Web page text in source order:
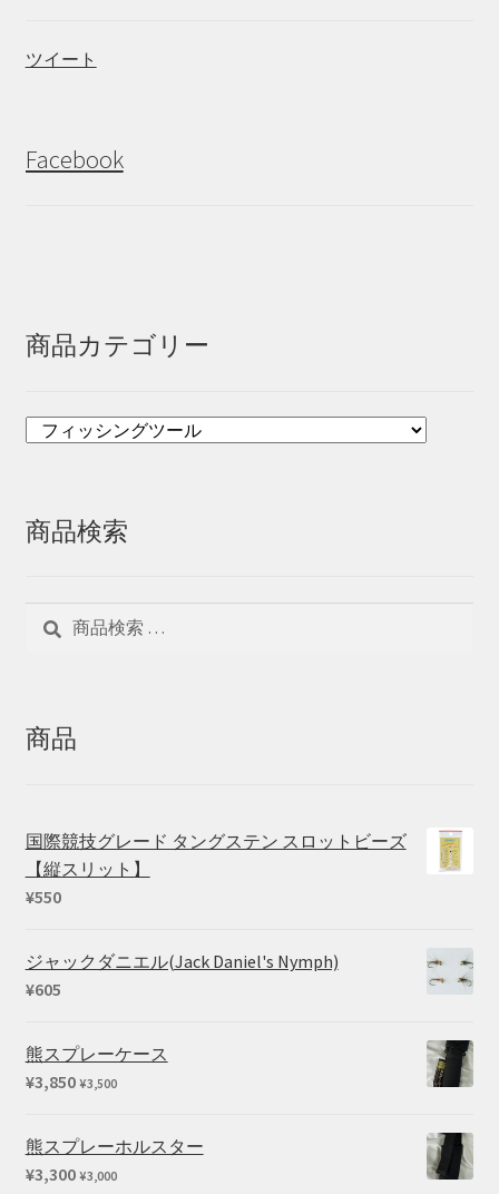
ツイート
Facebook
商品カテゴリー
商品検索
商品
国際競技グレード タングステン スロットビーズ
【縦スリット】
¥550
ジャックダニエル(Jack Daniel's Nymph)
¥605
熊スプレーケース
¥3,850 ¥3,500
熊スプレーホルスター
¥3,300 ¥3,000